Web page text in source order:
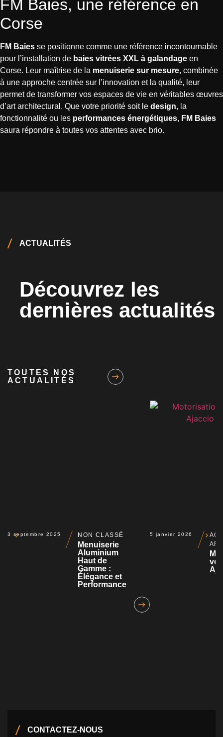
FM Baies, une référence en
Corse
FM Baies se positionne comme une référence incontournable
pour l’installation de baies vitrées XXL à galandage en
Corse. Leur maîtrise de la menuiserie sur mesure, combinée
à une approche centrée sur l’innovation et la qualité, leur
permet de transformer vos espaces de vie en véritables œuvres
d’art architectural. Que votre priorité soit le design, la
fonctionnalité ou les performances énergétiques, FM Baies
saura répondre à toutes vos attentes avec brio.
ACTUALITÉS
Découvrez les
dernières actualités
TOUTES NOS
ACTUALITÉS
3 septembre 2025 NON CLASSÉ
Menuiserie
Aluminium
Haut de
Gamme :
Élégance et
Performance
5 janvier 2026
CONTACTEZ-NOUS